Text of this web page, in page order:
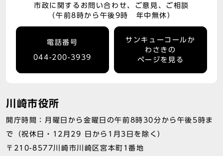
市政に関するお問い合わせ、ご意見、ご相談
（午前8時から午後9時 年中無休）
電話番号
044-200-3939
サンキューコールか
わさきの
ページを見る
川崎市役所
開庁時間：月曜日から金曜日の午前8時30分から午後5時ま
で（祝休日・12月29 日から1月3日を除く）
〒210-8577川崎市川崎区宮本町1番地